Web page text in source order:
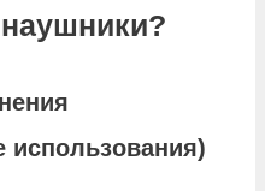
использования)